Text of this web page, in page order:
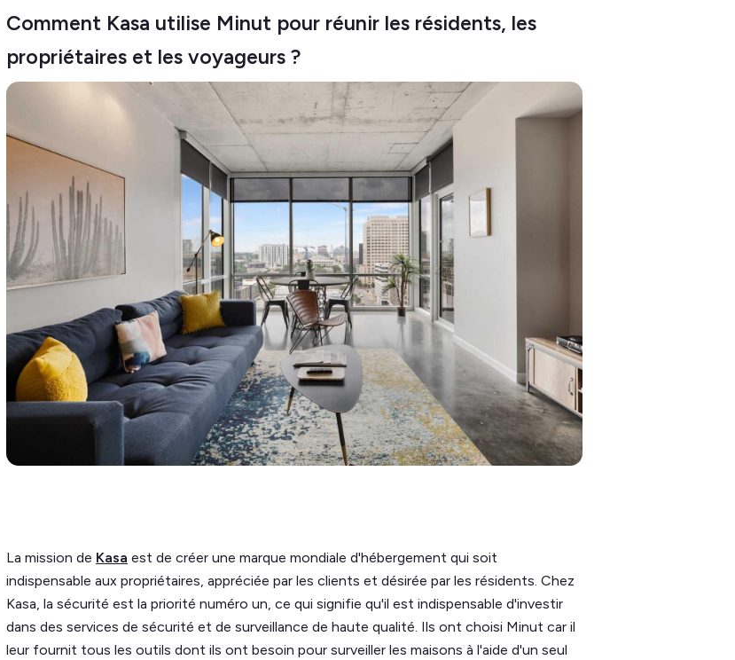
Comment Kasa utilise Minut pour réunir les résidents, les
propriétaires et les voyageurs ?
La mission de Kasa est de créer une marque mondiale d'hébergement qui soit
indispensable aux propriétaires, appréciée par les clients et désirée par les résidents. Chez
Kasa, la sécurité est la priorité numéro un, ce qui signifie qu'il est indispensable d'investir
dans des services de sécurité et de surveillance de haute qualité. Ils ont choisi Minut car il
leur fournit tous les outils dont ils ont besoin pour surveiller les maisons à l'aide d'un seul